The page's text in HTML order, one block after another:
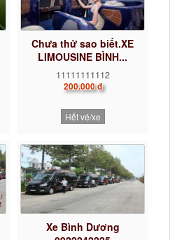
Chưa thử sao biết.XE
LIMOUSINE BÌNH...
11111111112
200.000 đ
Hết vé/xe
Xe Bình Dương